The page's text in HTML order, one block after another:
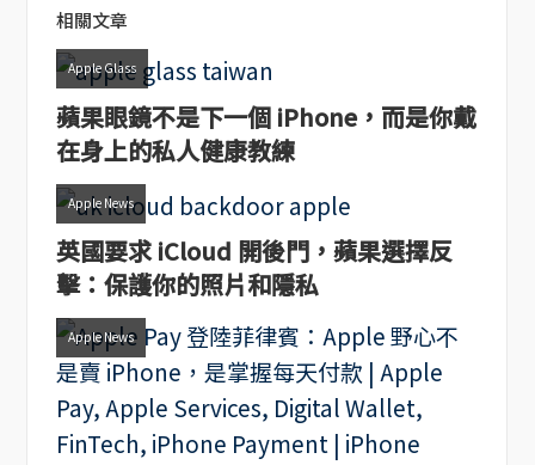
相關文章
Apple Glass
蘋果眼鏡不是下一個 iPhone，而是你戴
在身上的私人健康教練
Apple News
英國要求 iCloud 開後門，蘋果選擇反
擊：保護你的照片和隱私
Apple News